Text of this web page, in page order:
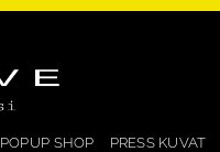
POPUP SHOP PRESS KUVAT